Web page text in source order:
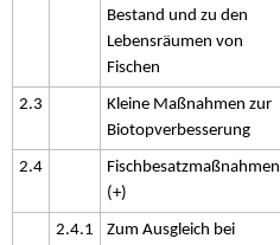
Bestand und zu den
Lebensräumen von
Fischen
2.3
Kleine Maßnahmen zur
Biotopverbesserung
2.4
Fischbesatzmaßnahmen
(+)
2.4.1
Zum Ausgleich bei